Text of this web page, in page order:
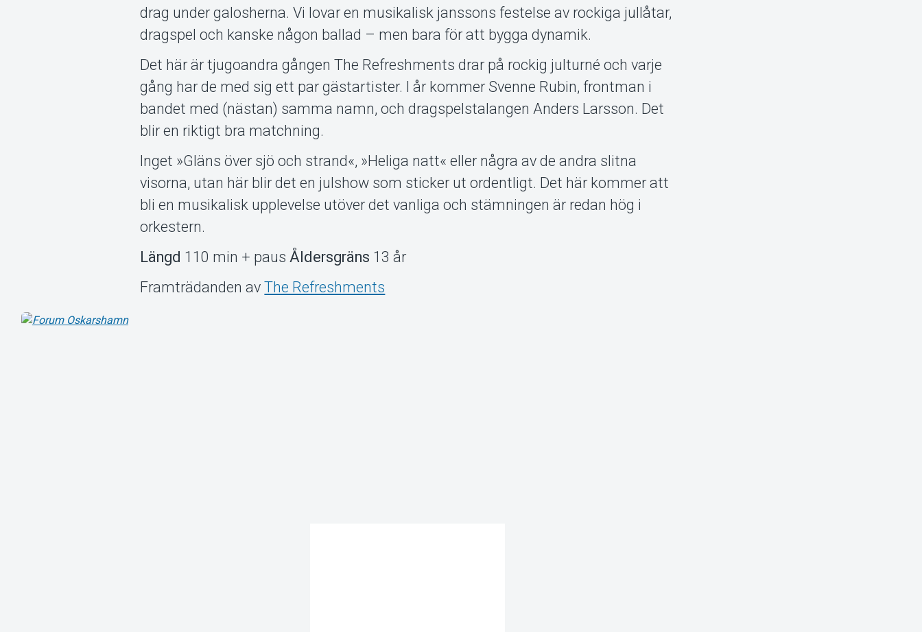
drag under galosherna. Vi lovar en musikalisk janssons festelse av rockiga jullåtar,
dragspel och kanske någon ballad – men bara för att bygga dynamik.
Det här är tjugoandra gången The Refreshments drar på rockig julturné och varje
gång har de med sig ett par gästartister. I år kommer Svenne Rubin, frontman i
bandet med (nästan) samma namn, och dragspelstalangen Anders Larsson. Det
blir en riktigt bra matchning.
Inget »Gläns över sjö och strand«, »Heliga natt« eller några av de andra slitna
visorna, utan här blir det en julshow som sticker ut ordentligt. Det här kommer att
bli en musikalisk upplevelse utöver det vanliga och stämningen är redan hög i
orkestern.
Längd 110 min + paus Åldersgräns 13 år
Framträdanden av The Refreshments